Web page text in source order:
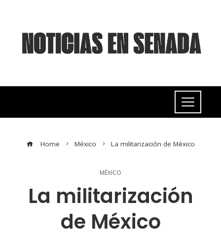
Home México La militarización de México
MÉXICO
La militarización
de México